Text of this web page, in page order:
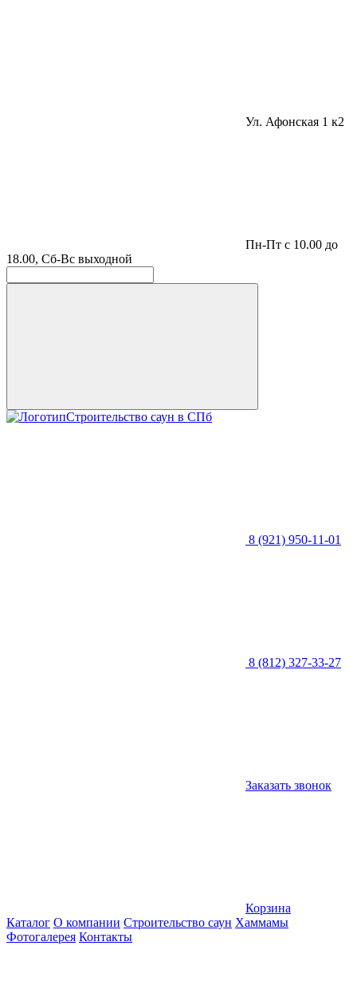
Ул. Афонская 1 к2
Пн-Пт с 10.00 до
18.00, Сб-Вс выходной
Строительство саун в СПб
8 (921) 950-11-01
8 (812) 327-33-27
Заказать звонок
Корзина
Каталог О компании Строительство саун Хаммамы
Фотогалерея Контакты